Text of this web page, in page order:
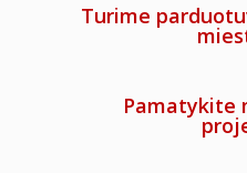
Turime
Pamatykite